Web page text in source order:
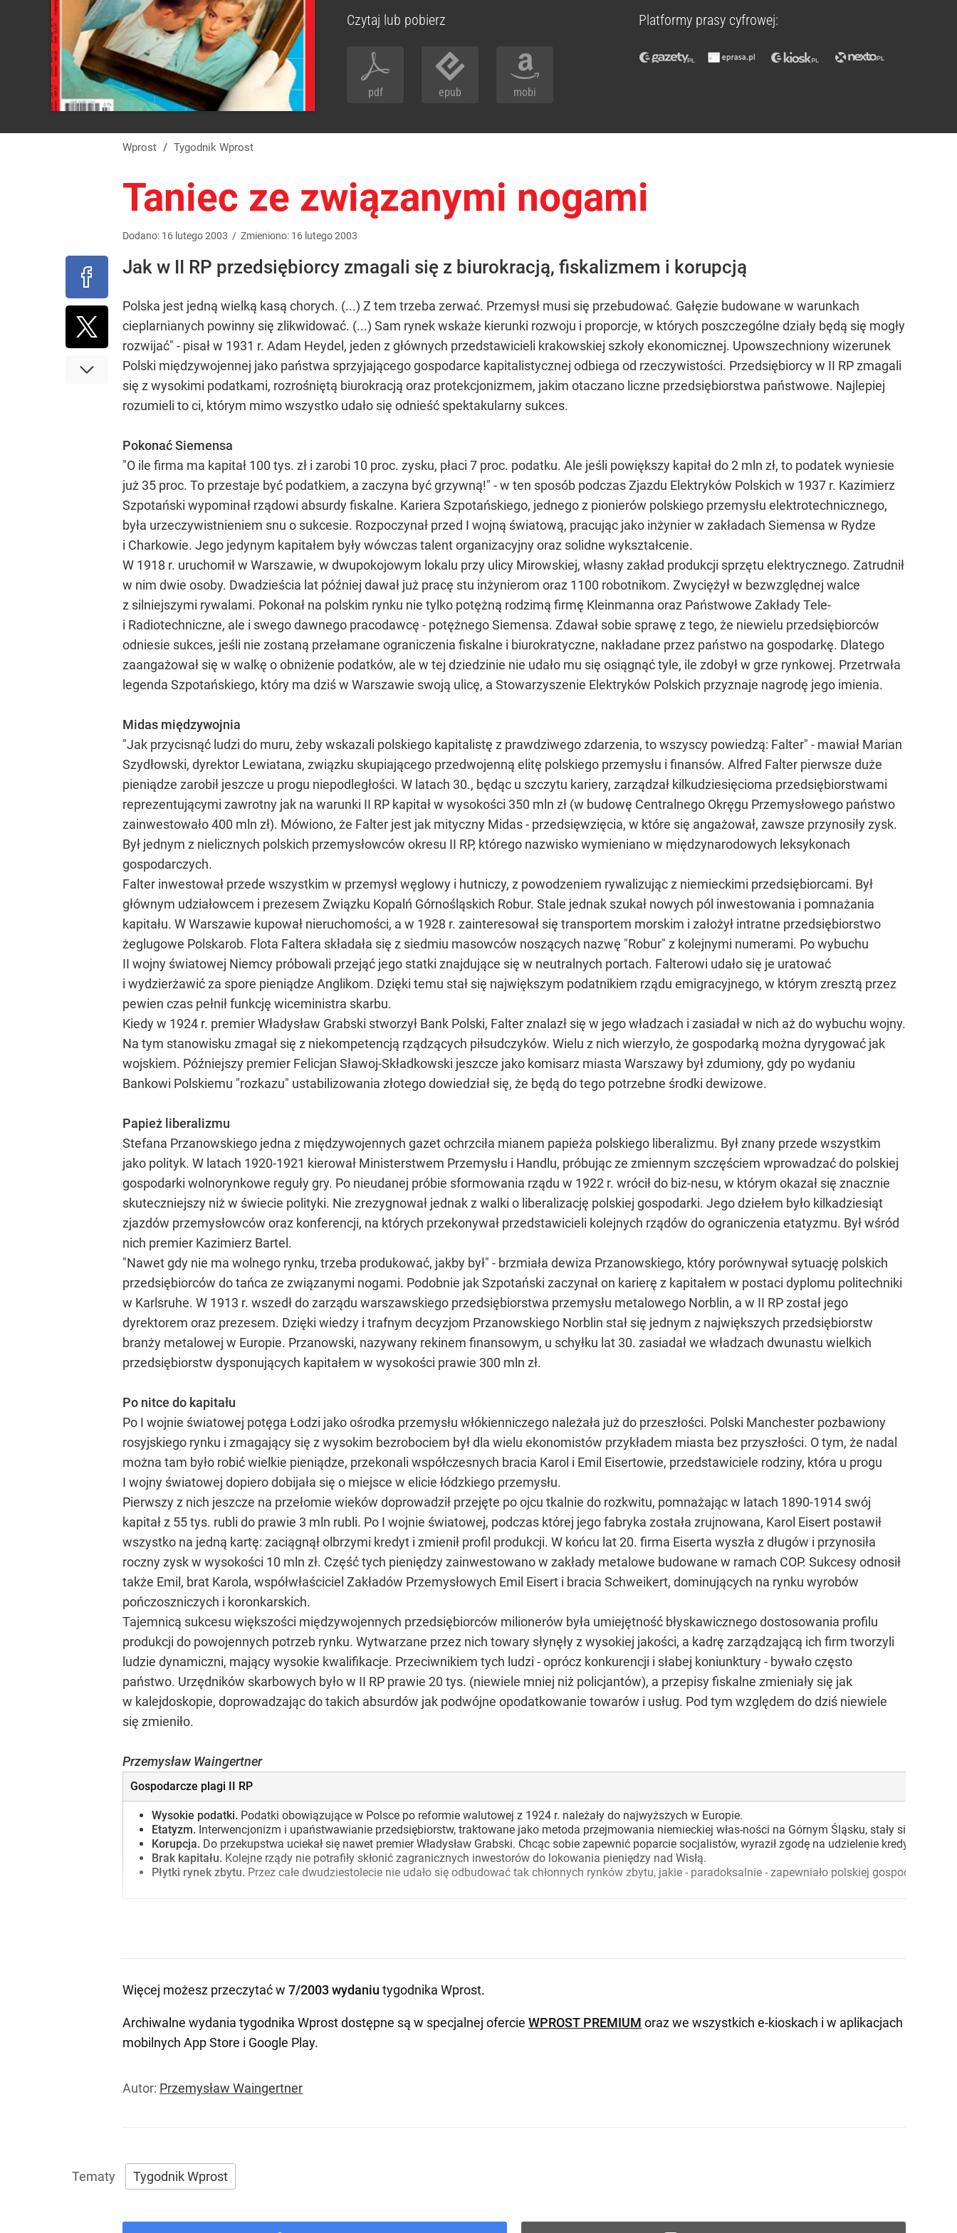
Czytaj lub pobierz
pdf epub mobi
Platformy prasy cyfrowej:
Wprost / Tygodnik Wprost
Taniec ze związanymi nogami
Dodano: 16 lutego2003 / Zmieniono: 16 lutego2003
Jak w II RP przedsiębiorcy zmagali się z biurokracją, fiskalizmem i korupcją
Polska jest jedną wielką kasą chorych. (...) Z tem trzeba zerwać. Przemysł musi się przebudować. Gałęzie budowane w warunkach
cieplarnianych powinny się zlikwidować. (...) Sam rynek wskaże kierunki rozwoju i proporcje, w których poszczególne działy będą się mogły
rozwijać" - pisał w 1931 r. Adam Heydel, jeden z głównych przedstawicieli krakowskiej szkoły ekonomicznej. Upowszechniony wizerunek
Polski międzywojennej jako państwa sprzyjającego gospodarce kapitalistycznej odbiega od rzeczywistości. Przedsiębiorcy w II RP zmagali
się z wysokimi podatkami, rozrośniętą biurokracją oraz protekcjonizmem, jakim otaczano liczne przedsiębiorstwa państwowe. Najlepiej
rozumieli to ci, którym mimo wszystko udało się odnieść spektakularny sukces.
Pokonać Siemensa
"O ile firma ma kapitał 100 tys. zł i zarobi 10 proc. zysku, płaci 7 proc. podatku. Ale jeśli powiększy kapitał do 2 mln zł, to podatek wyniesie
już 35 proc. To przestaje być podatkiem, a zaczyna być grzywną!" - w ten sposób podczas Zjazdu Elektryków Polskich w 1937 r. Kazimierz
Szpotański wypominał rządowi absurdy fiskalne. Kariera Szpotańskiego, jednego z pionierów polskiego przemysłu elektrotechnicznego,
była urzeczywistnieniem snu o sukcesie. Rozpoczynał przed I wojną światową, pracując jako inżynier w zakładach Siemensa w Rydze
i Charkowie. Jego jedynym kapitałem były wówczas talent organizacyjny oraz solidne wykształcenie.
W 1918 r. uruchomił w Warszawie, w dwupokojowym lokalu przy ulicy Mirowskiej, własny zakład produkcji sprzętu elektrycznego. Zatrudnił
w nim dwie osoby. Dwadzieścia lat później dawał już pracę stu inżynierom oraz 1100 robotnikom. Zwyciężył w bezwzględnej walce
z silniejszymi rywalami. Pokonał na polskim rynku nie tylko potężną rodzimą firmę Kleinmanna oraz Państwowe Zakłady Tele-
i Radiotechniczne, ale i swego dawnego pracodawcę - potężnego Siemensa. Zdawał sobie sprawę z tego, że niewielu przedsiębiorców
odniesie sukces, jeśli nie zostaną przełamane ograniczenia fiskalne i biurokratyczne, nakładane przez państwo na gospodarkę. Dlatego
zaangażował się w walkę o obniżenie podatków, ale w tej dziedzinie nie udało mu się osiągnąć tyle, ile zdobył w grze rynkowej. Przetrwała
legenda Szpotańskiego, który ma dziś w Warszawie swoją ulicę, a Stowarzyszenie Elektryków Polskich przyznaje nagrodę jego imienia.
Midas międzywojnia
"Jak przycisnąć ludzi do muru, żeby wskazali polskiego kapitalistę z prawdziwego zdarzenia, to wszyscy powiedzą: Falter" - mawiał Marian
Szydłowski, dyrektor Lewiatana, związku skupiającego przedwojenną elitę polskiego przemysłu i finansów. Alfred Falter pierwsze duże
pieniądze zarobił jeszcze u progu niepodległości. W latach 30., będąc u szczytu kariery, zarządzał kilkudziesięcioma przedsiębiorstwami
reprezentującymi zawrotny jak na warunki II RP kapitał w wysokości 350 mln zł (w budowę Centralnego Okręgu Przemysłowego państwo
zainwestowało 400 mln zł). Mówiono, że Falter jest jak mityczny Midas - przedsięwzięcia, w które się angażował, zawsze przynosiły zysk.
Był jednym z nielicznych polskich przemysłowców okresu II RP, którego nazwisko wymieniano w międzynarodowych leksykonach
gospodarczych.
Falter inwestował przede wszystkim w przemysł węglowy i hutniczy, z powodzeniem rywalizując z niemieckimi przedsiębiorcami. Był
głównym udziałowcem i prezesem Związku Kopalń Górnośląskich Robur. Stale jednak szukał nowych pól inwestowania i pomnażania
kapitału. W Warszawie kupował nieruchomości, a w 1928 r. zainteresował się transportem morskim i założył intratne przedsiębiorstwo
żeglugowe Polskarob. Flota Faltera składała się z siedmiu masowców noszących nazwę "Robur" z kolejnymi numerami. Po wybuchu
II wojny światowej Niemcy próbowali przejąć jego statki znajdujące się w neutralnych portach. Falterowi udało się je uratować
i wydzierżawić za spore pieniądze Anglikom. Dzięki temu stał się największym podatnikiem rządu emigracyjnego, w którym zresztą przez
pewien czas pełnił funkcję wiceministra skarbu.
Kiedy w 1924 r. premier Władysław Grabski stworzył Bank Polski, Falter znalazł się w jego władzach i zasiadał w nich aż do wybuchu wojny.
Na tym stanowisku zmagał się z niekompetencją rządzących piłsudczyków. Wielu z nich wierzyło, że gospodarką można dyrygować jak
wojskiem. Późniejszy premier Felicjan Sławoj-Składkowski jeszcze jako komisarz miasta Warszawy był zdumiony, gdy po wydaniu
Bankowi Polskiemu "rozkazu" ustabilizowania złotego dowiedział się, że będą do tego potrzebne środki dewizowe.
Papież liberalizmu
Stefana Przanowskiego jedna z międzywojennych gazet ochrzciła mianem papieża polskiego liberalizmu. Był znany przede wszystkim
jako polityk. W latach 1920-1921 kierował Ministerstwem Przemysłu i Handlu, próbując ze zmiennym szczęściem wprowadzać do polskiej
gospodarki wolnorynkowe reguły gry. Po nieudanej próbie sformowania rządu w 1922 r. wrócił do biz-nesu, w którym okazał się znacznie
skuteczniejszy niż w świecie polityki. Nie zrezygnował jednak z walki o liberalizację polskiej gospodarki. Jego dziełem było kilkadziesiąt
zjazdów przemysłowców oraz konferencji, na których przekonywał przedstawicieli kolejnych rządów do ograniczenia etatyzmu. Był wśród
nich premier Kazimierz Bartel.
"Nawet gdy nie ma wolnego rynku, trzeba produkować, jakby był" - brzmiała dewiza Przanowskiego, który porównywał sytuację polskich
przedsiębiorców do tańca ze związanymi nogami. Podobnie jak Szpotański zaczynał on karierę z kapitałem w postaci dyplomu politechniki
w Karlsruhe. W 1913 r. wszedł do zarządu warszawskiego przedsiębiorstwa przemysłu metalowego Norblin, a w II RP został jego
dyrektorem oraz prezesem. Dzięki wiedzy i trafnym decyzjom Przanowskiego Norblin stał się jednym z największych przedsiębiorstw
branży metalowej w Europie. Przanowski, nazywany rekinem finansowym, u schyłku lat 30. zasiadał we władzach dwunastu wielkich
przedsiębiorstw dysponujących kapitałem w wysokości prawie 300 mln zł.
Po nitce do kapitału
Po I wojnie światowej potęga Łodzi jako ośrodka przemysłu włókienniczego należała już do przeszłości. Polski Manchester pozbawiony
rosyjskiego rynku i zmagający się z wysokim bezrobociem był dla wielu ekonomistów przykładem miasta bez przyszłości. O tym, że nadal
można tam było robić wielkie pieniądze, przekonali współczesnych bracia Karol i Emil Eisertowie, przedstawiciele rodziny, która u progu
I wojny światowej dopiero dobijała się o miejsce w elicie łódzkiego przemysłu.
Pierwszy z nich jeszcze na przełomie wieków doprowadził przejęte po ojcu tkalnie do rozkwitu, pomnażając w latach 1890-1914 swój
kapitał z 55 tys. rubli do prawie 3 mln rubli. Po I wojnie światowej, podczas której jego fabryka została zrujnowana, Karol Eisert postawił
wszystko na jedną kartę: zaciągnął olbrzymi kredyt i zmienił profil produkcji. W końcu lat 20. firma Eiserta wyszła z długów i przynosiła
roczny zysk w wysokości 10 mln zł. Część tych pieniędzy zainwestowano w zakłady metalowe budowane w ramach COP. Sukcesy odnosił
także Emil, brat Karola, współwłaściciel Zakładów Przemysłowych Emil Eisert i bracia Schweikert, dominujących na rynku wyrobów
pończoszniczych i koronkarskich.
Tajemnicą sukcesu większości międzywojennych przedsiębiorców milionerów była umiejętność błyskawicznego dostosowania profilu
produkcji do powojennych potrzeb rynku. Wytwarzane przez nich towary słynęły z wysokiej jakości, a kadrę zarządzającą ich firm tworzyli
ludzie dynamiczni, mający wysokie kwalifikacje. Przeciwnikiem tych ludzi - oprócz konkurencji i słabej koniunktury - bywało często
państwo. Urzędników skarbowych było w II RP prawie 20 tys. (niewiele mniej niż policjantów), a przepisy fiskalne zmieniały się jak
w kalejdoskopie, doprowadzając do takich absurdów jak podwójne opodatkowanie towarów i usług. Pod tym względem do dziś niewiele
się zmieniło.
Przemysław Waingertner
Gospodarcze plagi II RP
Wysokie podatki. Podatki obowiązujące w Polsce po reformie walutowej z 1924 r. należały do najwyższych w Europie.
Etatyzm. Interwencjonizm i upaństwawianie przedsiębiorstw, traktowane jako metoda przejmowania niemieckiej włas-ności na Górnym Śląsku, stały się w
Korupcja. Do przekupstwa uciekał się nawet premier Władysław Grabski. Chcąc sobie zapewnić poparcie socjalistów, wyraził zgodę na udzielenie kredytu
Brak kapitału. Kolejne rządy nie potrafiły skłonić zagranicznych inwestorów do lokowania pieniędzy nad Wisłą.
Płytki rynek zbytu. Przez całe dwudziestolecie nie udało się odbudować tak chłonnych rynków zbytu, jakie - paradoksalnie - zapewniało polskiej gospodarce
Więcej możesz przeczytać w 7/2003 wydaniu tygodnika Wprost.
Archiwalne wydania tygodnika Wprost dostępne są w specjalnej ofercie WPROST PREMIUM oraz we wszystkich e-kioskach i w aplikacjach
mobilnych App Store i Google Play.
Autor: Przemysław Waingertner
Tygodnik Wprost